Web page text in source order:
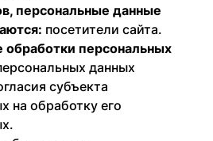
персональные данные
посетители сайта.
обработки персональных
данных
субъекта
на обработку его